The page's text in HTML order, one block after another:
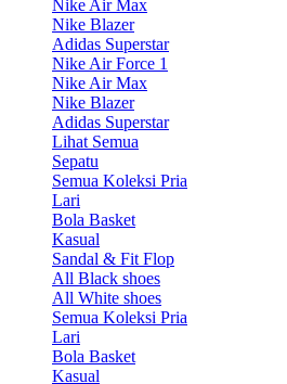
Nike Air Max
Nike Blazer
Adidas Superstar
Nike Air Force 1
Nike Air Max
Nike Blazer
Adidas Superstar
Lihat Semua
Sepatu
Semua Koleksi Pria
Lari
Bola Basket
Kasual
Sandal & Fit Flop
All Black shoes
All White shoes
Semua Koleksi Pria
Lari
Bola Basket
Kasual